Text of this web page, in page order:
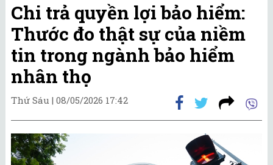
Chi trả quyền lợi bảo hiểm:
Thước đo thật sự của niềm
tin trong ngành bảo hiểm
nhân thọ
Thứ Sáu | 08/05/2026 17:42